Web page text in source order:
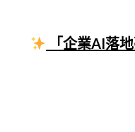
「企業AI落